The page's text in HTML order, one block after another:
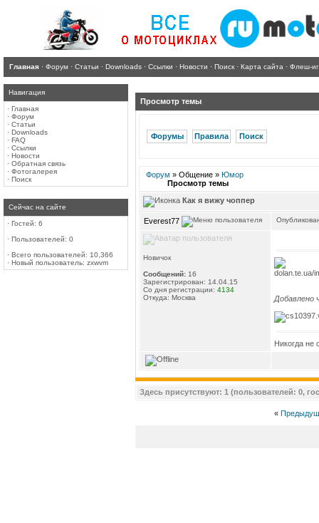
Главная · Форум · Статьи · Downloads · Ссылки · Новости · Поиск · Карта сайта · Флеш-
Навигация
· Главная
· Форум
· Статьи
· Downloads
· FAQ
· Ссылки
· Новости
· Обратная связь
· Фотогалерея
· Поиск
Сейчас на сайте
· Гостей: 6
· Пользователей: 0
· Всего пользователей: 10,366
· Новый пользователь: zxwvm
Просмотр темы
Форумы Правила Поиск
Форум » Общение » Юмор
Просмотр темы
Как я вижу чоппер
Everest77
Новичок
Сообщений: 16
Зарегистрирован: 14.04.15
Со дня регистрации: 4134
Откуда: Москва
Добавлено
Никогда не
Здесь присутствуют: 1 (пользователей: 0,
«